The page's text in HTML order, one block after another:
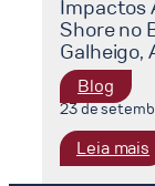
Impactos
Shore no
Galheigo,
Blog
23 de
Leia mais